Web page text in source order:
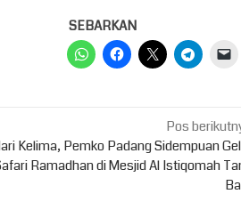
SEBARKAN
Pos
Kelima, Pemko Padang Sidempuan
Ramadhan di Mesjid Al Istiqomah